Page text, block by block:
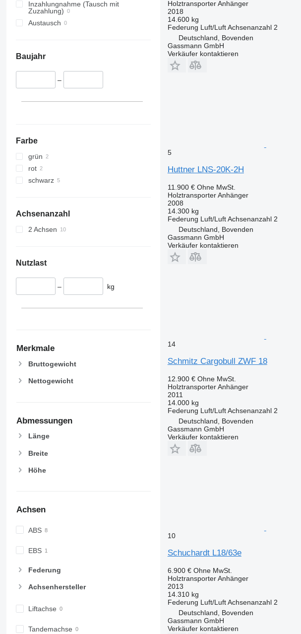
Inzahlungnahme (Tausch mit
Zuzahlung)
Austausch
Baujahr
–
Farbe
grün
rot
schwarz
Achsenanzahl
2 Achsen
Nutzlast
– kg
Merkmale
Bruttogewicht
Nettogewicht
Abmessungen
Länge
Breite
Höhe
Achsen
ABS
EBS
Federung
Achsenhersteller
Liftachse
Tandemachse
Holztransporter Anhänger
2018
14.600 kg
Federung Luft/Luft Achsenanzahl 2
Deutschland, Bovenden
Gassmann GmbH
Verkäufer kontaktieren
5
Huttner LNS-20K-2H
11.900 € Ohne MwSt.
Holztransporter Anhänger
2008
14.300 kg
Federung Luft/Luft Achsenanzahl 2
Deutschland, Bovenden
Gassmann GmbH
Verkäufer kontaktieren
14
Schmitz Cargobull ZWF 18
12.900 € Ohne MwSt.
Holztransporter Anhänger
2011
14.000 kg
Federung Luft/Luft Achsenanzahl 2
Deutschland, Bovenden
Gassmann GmbH
Verkäufer kontaktieren
10
Schuchardt L18/63e
6.900 € Ohne MwSt.
Holztransporter Anhänger
2013
14.310 kg
Federung Luft/Luft Achsenanzahl 2
Deutschland, Bovenden
Gassmann GmbH
Verkäufer kontaktieren